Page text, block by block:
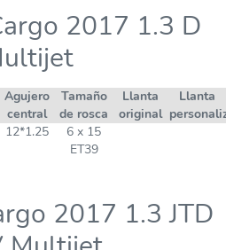
2017 1.3 D
Agujero
central
Tamaño
de rosca
Llanta
original
Llanta
12*1.25
6 x 15
ET39
2017 1.3 JTD